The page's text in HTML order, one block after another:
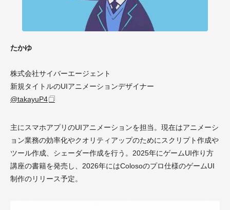
たかゆ
株式会社サイバーエージェント
新規タイトルのUIアニメーションデザイナー
@takayuP4
主にスマホアプリのUIアニメーションを担当。現在はアニメーシ
ョン業務の効率化やクオリティアップのためにスクリプト作成や
ツール作成、シェーダー作成を行う。2025年にゲームUI作り方
講座の書籍を発売し、2026年にはColosoのプロ仕様のゲームUI
制作のリリース予定。